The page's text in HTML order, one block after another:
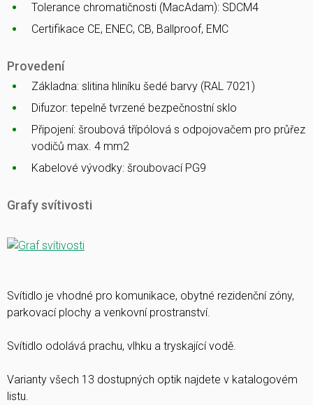
Tolerance chromatičnosti (MacAdam): SDCM4
Certifikace CE, ENEC, CB, Ballproof, EMC
Provedení
Základna: slitina hliníku šedé barvy (RAL 7021)
Difuzor: tepelně tvrzené bezpečnostní sklo
Připojení: šroubová třípólová s odpojovačem pro průřez
vodičů max. 4 mm2
Kabelové vývodky: šroubovací PG9
Grafy svítivosti
Svítidlo je vhodné pro komunikace, obytné rezidenční zóny,
parkovací plochy a venkovní prostranství.
Svítidlo odolává prachu, vlhku a tryskající vodě.
Varianty všech 13 dostupných optik najdete v katalogovém
listu.